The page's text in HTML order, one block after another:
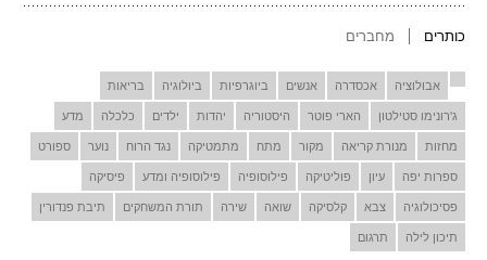
כותרים מחברים
אבולוציה אכסדרה אנשים ביוגרפיות ביולוגיה בריאות
ג'רונימו סטילטון הארי פוטר היסטוריה יהדות ילדים כלכלה מדע
מחזות מנורת קריאה מקור מתח מתמטיקה נגד הרוח נוער ספורט
ספרות יפה עיון פוליטיקה פילוסופיה פילוסופיה ומדע פיסיקה
פסיכולוגיה צבא קלסיקה שואה שירה תורת המשחקים תיבת פנדורין
תיכון לילה תרגום